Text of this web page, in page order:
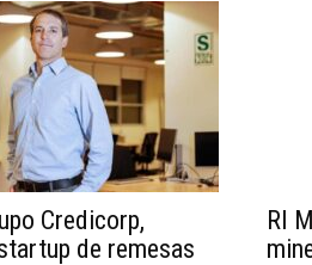
Credicorp,
de remesas
RI